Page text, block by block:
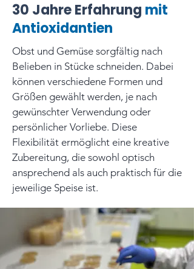
30 Jahre Erfahrung mit
Antioxidantien
Obst und Gemüse sorgfältig nach
Belieben in Stücke schneiden. Dabei
können verschiedene Formen und
Größen gewählt werden, je nach
gewünschter Verwendung oder
persönlicher Vorliebe. Diese
Flexibilität ermöglicht eine kreative
Zubereitung, die sowohl optisch
ansprechend als auch praktisch für die
jeweilige Speise ist.